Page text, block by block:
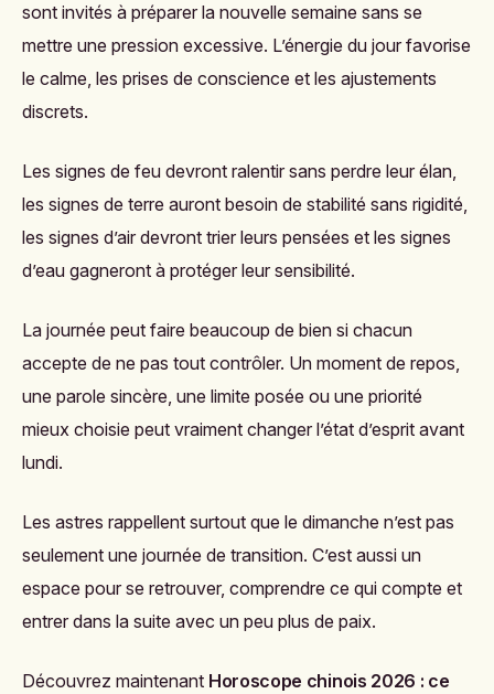
sont invités à préparer la nouvelle semaine sans se
mettre une pression excessive. L’énergie du jour favorise
le calme, les prises de conscience et les ajustements
discrets.
Les signes de feu devront ralentir sans perdre leur élan,
les signes de terre auront besoin de stabilité sans rigidité,
les signes d’air devront trier leurs pensées et les signes
d’eau gagneront à protéger leur sensibilité.
La journée peut faire beaucoup de bien si chacun
accepte de ne pas tout contrôler. Un moment de repos,
une parole sincère, une limite posée ou une priorité
mieux choisie peut vraiment changer l’état d’esprit avant
lundi.
Les astres rappellent surtout que le dimanche n’est pas
seulement une journée de transition. C’est aussi un
espace pour se retrouver, comprendre ce qui compte et
entrer dans la suite avec un peu plus de paix.
Découvrez maintenant Horoscope chinois 2026 : ce